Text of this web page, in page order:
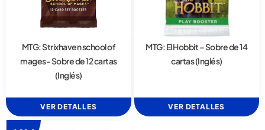
MTG: Strixhaven school of
mages- Sobre de 12 cartas
(Inglés)
VER DETALLES
MTG: El Hobbit – Sobre de 14
cartas (Inglés)
VER DETALLES